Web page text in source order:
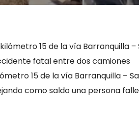
kilómetro 15 de la vía Barranquilla
fatal entre dos
15 de la vía Barranquilla –
como saldo una persona